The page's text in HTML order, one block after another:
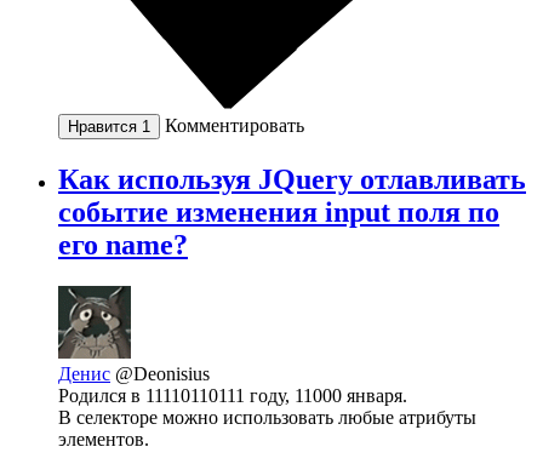
Нравится 1 Комментировать
Как используя JQuery отлавливать
событие изменения input поля по
его name?
Денис @Deonisius
Родился в 11110110111 году, 11000 января.
В селекторе можно использовать любые атрибуты
элементов.